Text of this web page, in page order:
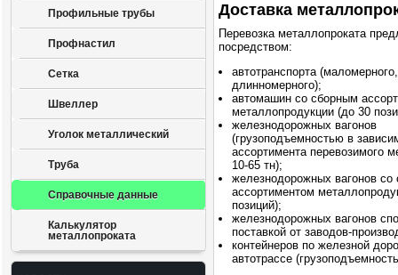
Профильные трубы
Профнастил
Сетка
Швеллер
Уголок металлический
Труба
Справочные данные
Калькулятор
металлопроката
Доставка
Перевозка металлопроката
посредством:
автотранспорта (маломерного,
длинномерного);
автомашин со сборным
металлопродукции (до 30
железнодорожных вагонов
(грузоподъемностью в
ассортимента перевозимого
10-65 тн);
железнодорожных вагонов со
ассортиментом
позиций);
железнодорожных вагонов
поставкой от заводов-
контейнеров по железной
автотрассе